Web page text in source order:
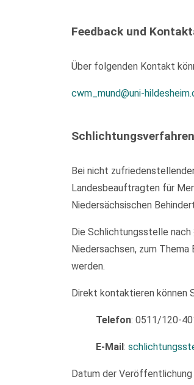
Feedback und
Über folgenden Kontakt
cwm_mund@uni-
Schlichtungsverfahren
Bei nicht
Landesbeauftragten für
Niedersächsischen
Die Schlichtungsstelle
Niedersachsen, zum
werden.
Direkt kontaktieren können
Telefon: 0511/120-
E-Mail :
Datum der